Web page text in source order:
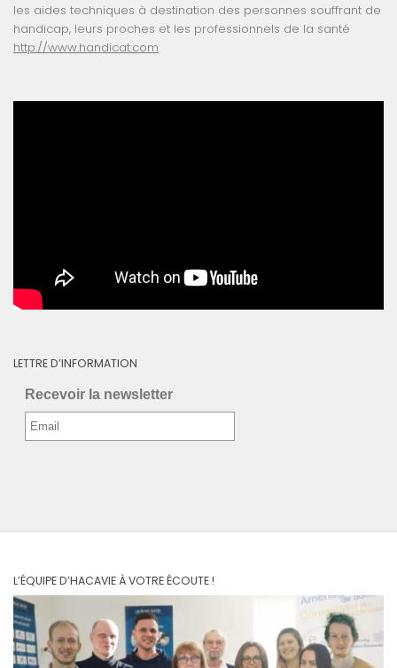
les aides techniques à destination des personnes souffrant de
handicap, leurs proches et les professionnels de la santé
http://www.handicat.com
LETTRE D’INFORMATION
Recevoir la newsletter
L’ÉQUIPE D’HACAVIE À VOTRE ÉCOUTE !